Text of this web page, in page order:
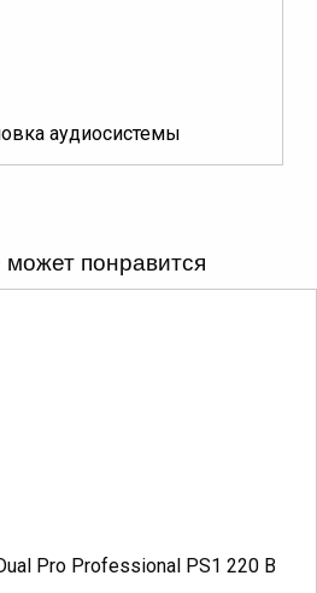
аудиосистемы
понравится
Pro Professional PS1 220 В